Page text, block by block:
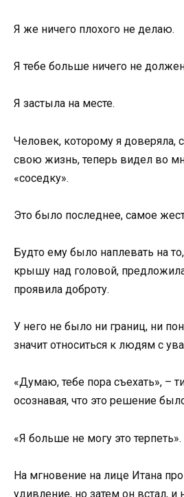
Я же ничего плохого не делаю.
Я тебе больше ничего не
Я застыла на месте.
Человек, которому я доверяла,
свою жизнь, теперь видел во
«соседку».
Это было последнее, самое
Будто ему было наплевать на
крышу над головой,
проявила доброту.
У него не было ни границ, ни
значит относиться к людям с
«Думаю, тебе пора съехать», –
осознавая, что это решение
«Я больше не могу это терпеть».
На мгновение на лице Итана
удивление, но затем он встал, и